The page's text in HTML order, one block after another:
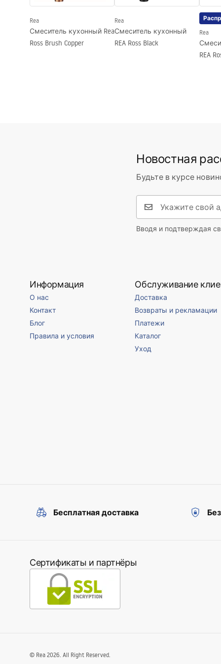
Rea
Смеситель кухонный Rea
Ross Brush Copper
Rea
Смеситель кухонный
REA Ross Black
Rea
REA
Новостная
Будьте в курсе
Вводя и подтверждая
Информация
О нас
Контакт
Блог
Правила и условия
Обслуживание
Доставка
Возвраты и рекламации
Платежи
Каталог
Уход
Бесплатная доставка
Сертификаты и партнёры
© Rea 2026. All Right Reserved.